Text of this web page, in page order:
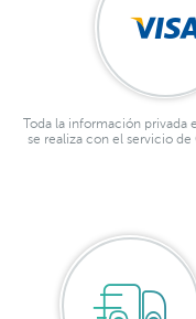
Toda la información privada
se realiza con el servicio